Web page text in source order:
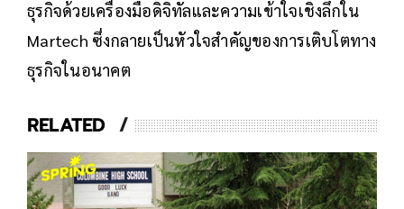
ธุรกิจด้วยเครื่องมือดิจิทัลและความเข้าใจเชิงลึกใน
Martech ซึ่งกลายเป็นหัวใจสำคัญของการเติบโตทาง
ธุรกิจในอนาคต
RELATED